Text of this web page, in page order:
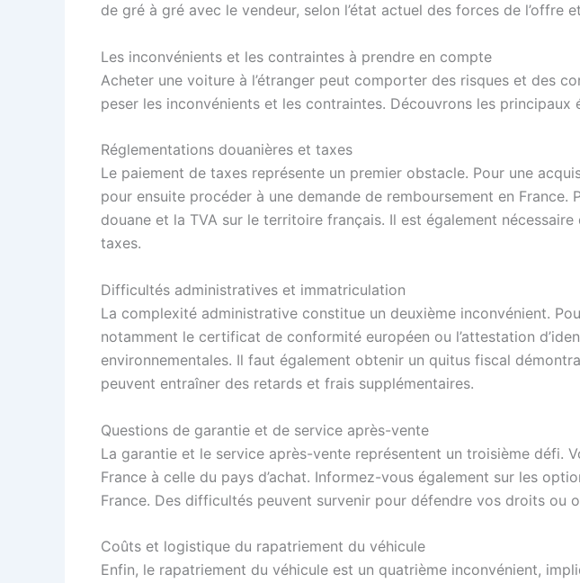
de gré à gré avec le vendeur, selon l’état actuel des forces de l’offre
Les inconvénients et les contraintes à prendre en compte
Acheter une voiture à l’étranger peut comporter des risques et des
peser les inconvénients et les contraintes. Découvrons les principaux
Réglementations douanières et taxes
Le paiement de taxes représente un premier obstacle. Pour une
pour ensuite procéder à une demande de remboursement en
douane et la TVA sur le territoire français. Il est également
taxes.
Difficultés administratives et immatriculation
La complexité administrative constitue un deuxième inconvénient.
notamment le certificat de conformité européen ou l’attestation
environnementales. Il faut également obtenir un quitus fiscal
peuvent entraîner des retards et frais supplémentaires.
Questions de garantie et de service après-vente
La garantie et le service après-vente représentent un troisième défi.
France à celle du pays d’achat. Informez-vous également sur les
France. Des difficultés peuvent survenir pour défendre vos droits ou
Coûts et logistique du rapatriement du véhicule
Enfin, le rapatriement du véhicule est un quatrième inconvénient,